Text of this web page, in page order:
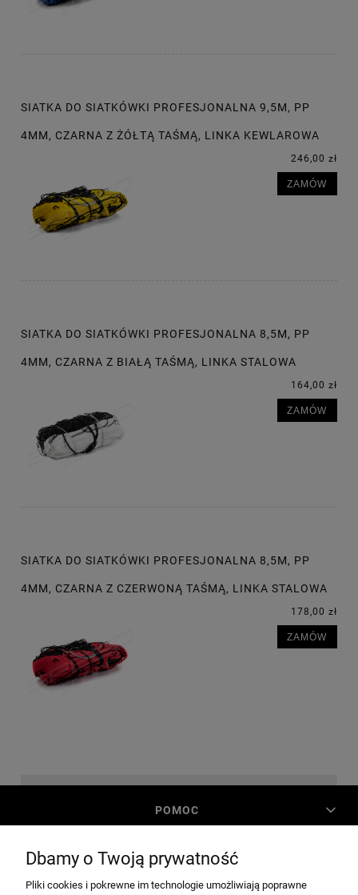
SIATKA DO SIATKÓWKI PROFESJONALNA 9,5M, PP
4MM, CZARNA Z ŻÓŁTĄ TAŚMĄ, LINKA KEWLAROWA
246,00 zł
ZAMÓW
SIATKA DO SIATKÓWKI PROFESJONALNA 8,5M, PP
4MM, CZARNA Z BIAŁĄ TAŚMĄ, LINKA STALOWA
164,00 zł
ZAMÓW
SIATKA DO SIATKÓWKI PROFESJONALNA 8,5M, PP
4MM, CZARNA Z CZERWONĄ TAŚMĄ, LINKA STALOWA
178,00 zł
ZAMÓW
POMOC
MOJE KONTO
Dbamy o Twoją prywatność
Pliki cookies i pokrewne im technologie umożliwiają poprawne